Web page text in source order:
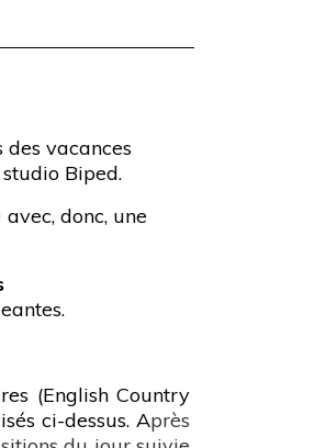
vacances
studio Biped.
donc, une
(English Country
ci-dessus. Après